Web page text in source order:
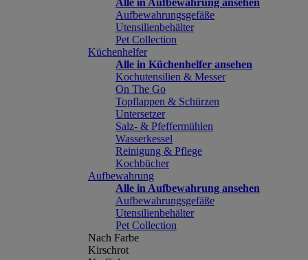
Alle in Aufbewahrung ansehen
Aufbewahrungsgefäße
Utensilienbehälter
Pet Collection
Küchenhelfer
Alle in Küchenhelfer ansehen
Kochutensilien & Messer
On The Go
Topflappen & Schürzen
Untersetzer
Salz- & Pfeffermühlen
Wasserkessel
Reinigung & Pflege
Kochbücher
Aufbewahrung
Alle in Aufbewahrung ansehen
Aufbewahrungsgefäße
Utensilienbehälter
Pet Collection
Nach Farbe
Kirschrot